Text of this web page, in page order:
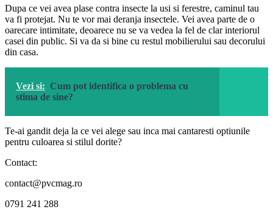
Dupa ce vei avea plase contra insecte la usi si ferestre, caminul tau
va fi protejat. Nu te vor mai deranja insectele. Vei avea parte de o
oarecare intimitate, deoarece nu se va vedea la fel de clar interiorul
casei din public. Si va da si bine cu restul mobilierului sau decorului
din casa.
Vezi si: Cum pot identifica o problema cu
stima de sine?
Te-ai gandit deja la ce vei alege sau inca mai cantaresti optiunile
pentru culoarea si stilul dorite?
Contact:
contact@pvcmag.ro
0791 241 288